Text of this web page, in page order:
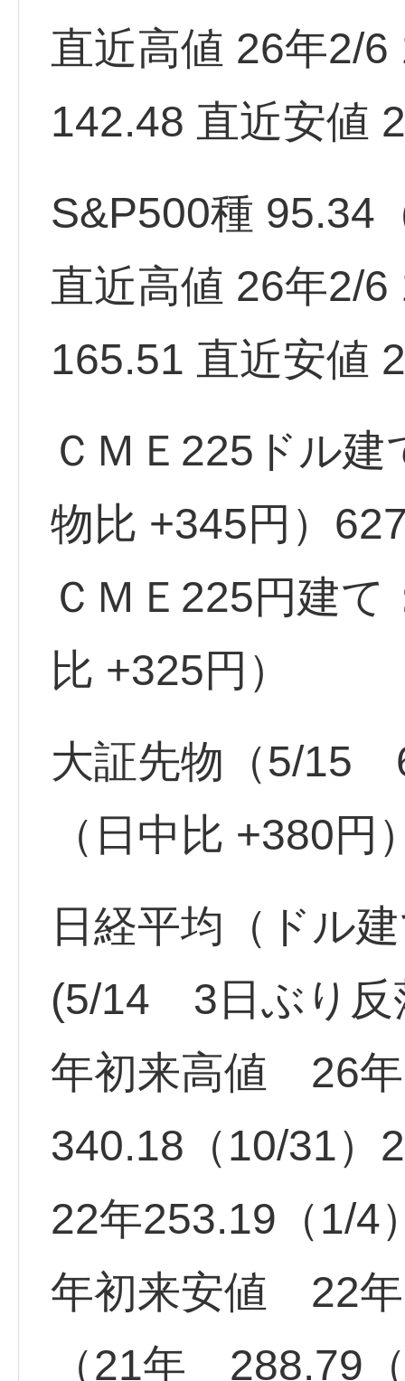
直近高値 26年2/
142.48 直近安値
S&P500種 95.34
直近高値 26年2/
165.51 直近安値
ＣＭＥ225ドル
物比 +345円）
ＣＭＥ225円建
比 +325円）
大証先物（5/15
（日中比 +380円
日経平均（ド
(5/14 3日ぶり反
年初来高値 26
340.18（10/31
22年253.19（1/4
年初来安値 22
（21年 288.79